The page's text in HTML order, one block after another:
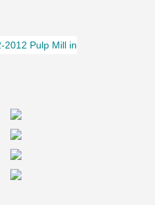
2012 Pulp Mill in